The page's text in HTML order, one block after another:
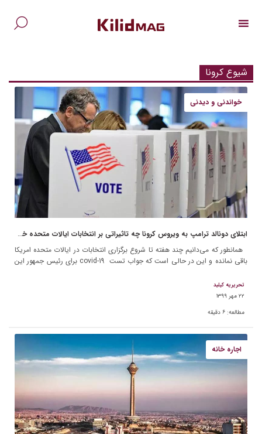
شیوع کرونا
خواندنی و دیدنی
ابتلای دونالد ترامپ به ویروس کرونا چه تاثیراتی بر انتخابات ایالات متحده خواهد گذاشت؟
همانطور که می‌دانیم چند هفته تا شروع برگزاری انتخابات در ایالات متحده امریکا
باقی نمانده و این در حالی است که جواب تست covid-19 برای رئیس جمهور این
تحریریه کیلید
۲۲ مهر ۱۳۹۹
مطالعه: ۶ دقیقه
اجاره خانه